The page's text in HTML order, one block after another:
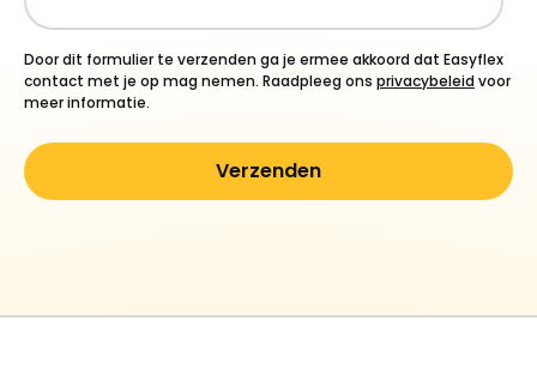
Door dit formulier te verzenden ga je ermee akkoord dat Easyflex
contact met je op mag nemen. Raadpleeg ons privacybeleidvoor
meer informatie.